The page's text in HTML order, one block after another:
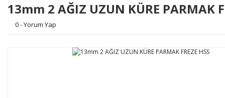
13mm 2 AĞIZ UZUN KÜRE PARMAK
0 - Yorum Yap